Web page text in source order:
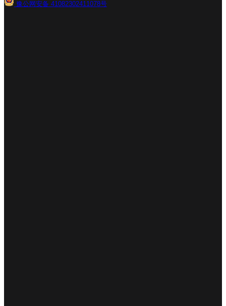
豫公网安备 41082302411078号